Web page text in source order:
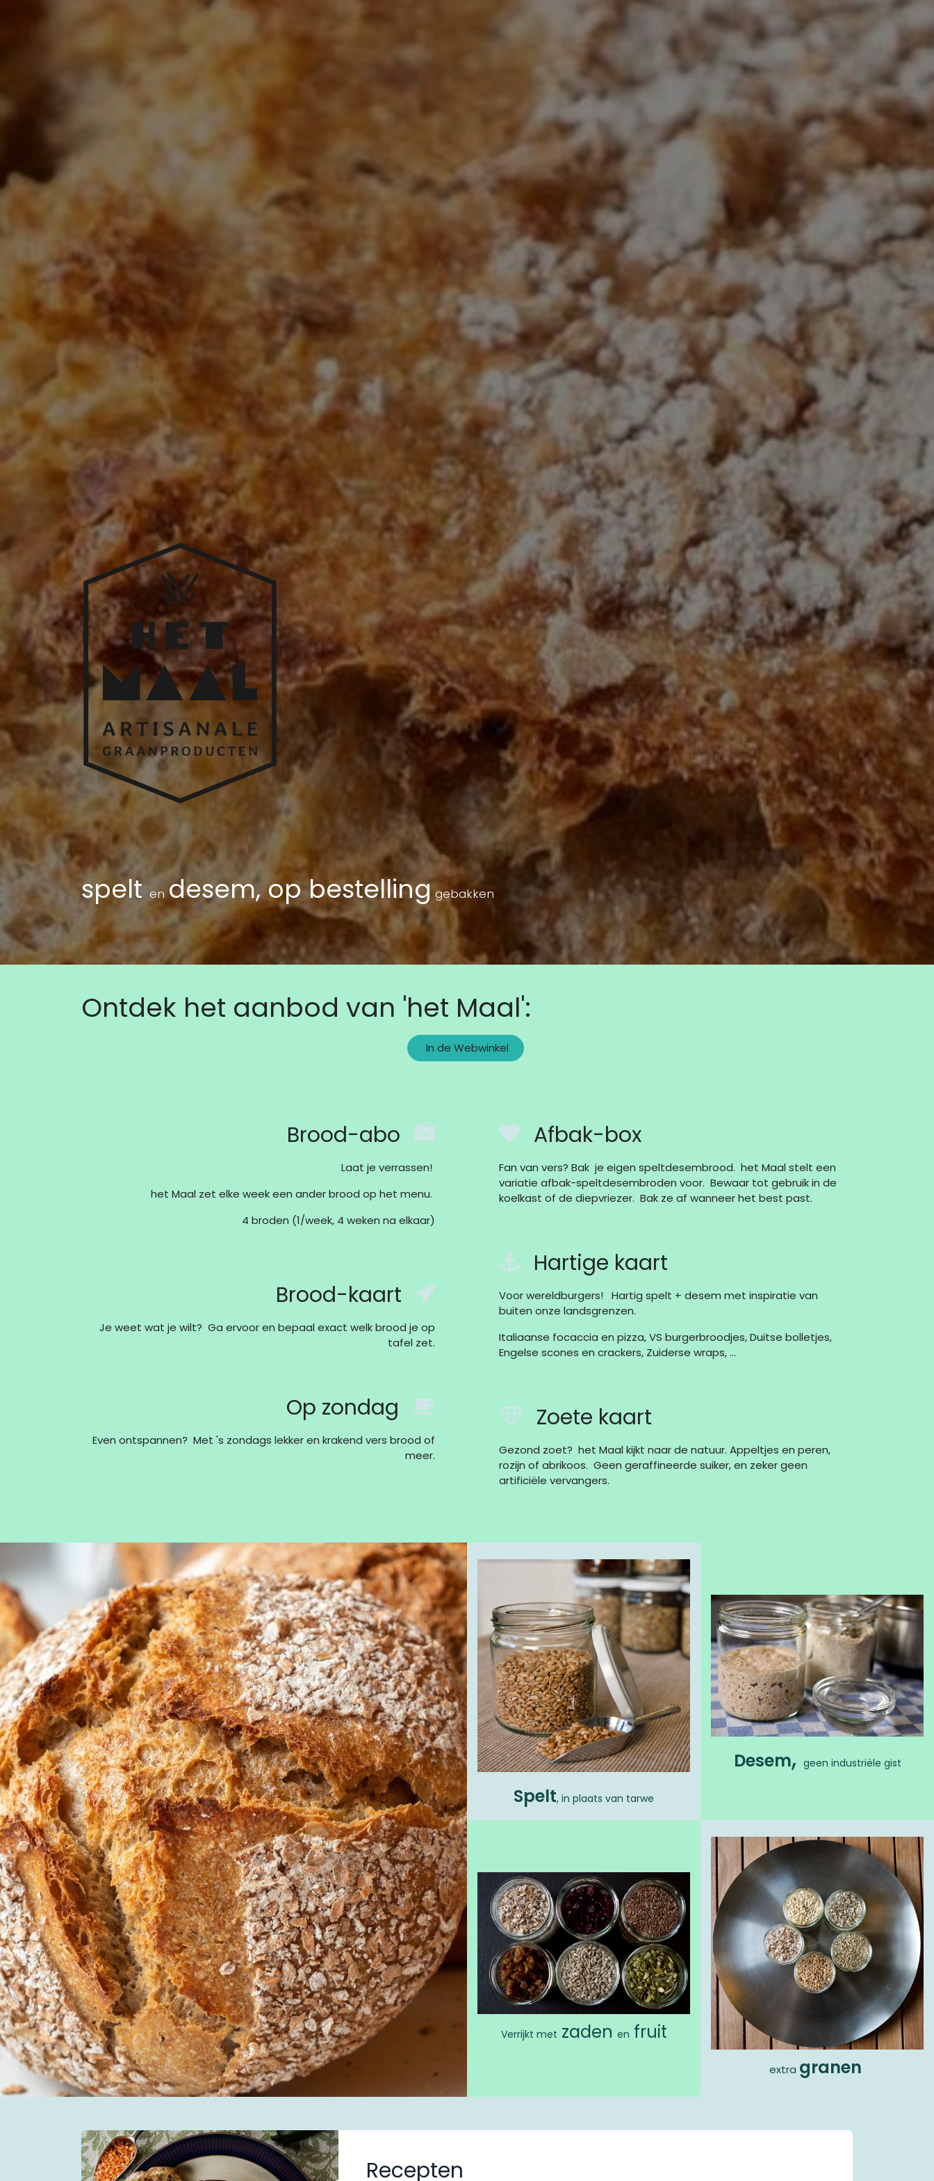
speltendesem, op bestelling gebakken
Ontdek het aanbod van 'het Maal':
In de Webwinkel
Brood-abo
Laat je verrassen!
het Maal zet elke week een ander brood op het menu.
4 broden (1/week, 4 weken na elkaar)
Brood-kaart
Je weet wat je wilt? Ga ervoor en bepaal exact welk brood je op
tafel zet.
Op zondag
Even ontspannen? Met 's zondags lekker en krakend vers brood of
meer.
Afbak-box
Fan van vers? Bak je eigen speltdesembrood. het Maal stelt een
variatie afbak-speltdesembroden voor. Bewaar tot gebruik in de
koelkast of de diepvriezer. Bak ze af wanneer het best past.
Hartige kaart
Voor wereldburgers! Hartig spelt + desem met inspiratie van
buiten onze landsgrenzen.
Italiaanse focaccia en pizza, VS burgerbroodjes, Duitse bolletjes,
Engelse scones en crackers, Zuiderse wraps, ...
Zoete kaart
Gezond zoet? het Maal kijkt naar de natuur. Appeltjes en peren,
rozijn of abrikoos. Geen geraffineerde suiker, en zeker geen
artificiële vervangers.
Spelt, in plaats van tarwe
Desem, geen industriële gist
Verrijkt met zaden en fruit
extra granen
Recepten